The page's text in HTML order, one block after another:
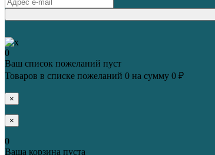
0
Ваш список пожеланий пуст
Товаров в списке пожеланий 0 на сумму 0 ₽
×
×
0
Ваша корзина пуста